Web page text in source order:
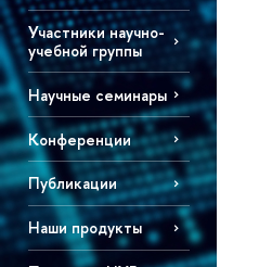
Участники научно-
учебной группы
Научные семинары
Конференции
Публикации
Наши продукты